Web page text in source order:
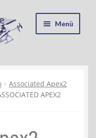
Menü
Associated Apex2
APEX2